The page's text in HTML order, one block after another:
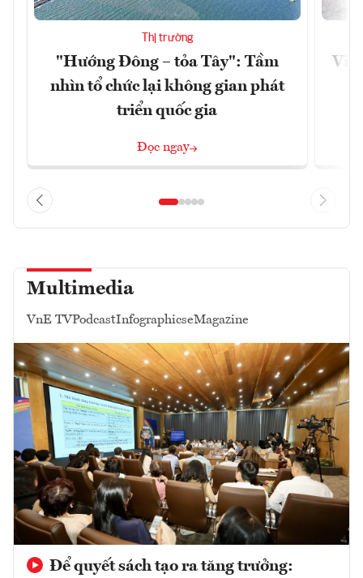
Thị trường
"Hướng Đông – tỏa Tây": Tầm
nhìn tổ chức lại không gian phát
triển quốc gia
Đọc ngay
Multimedia
VnE TVPodcastInfographicseMagazine
Để quyết sách tạo ra tăng trưởng: